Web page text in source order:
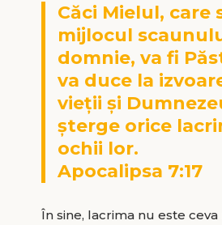
Căci Mielul, care
mijlocul
domnie, va fi
va duce la
vieții și
șterge orice
ochii lor.
Apocalipsa 7:17
În sine, lacrima nu este